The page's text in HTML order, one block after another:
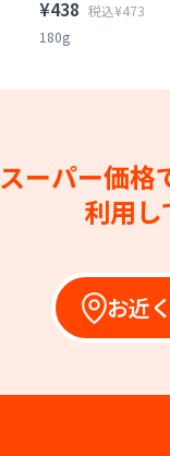
¥438 税込¥473
180g
スーパー価格
利用し
お近